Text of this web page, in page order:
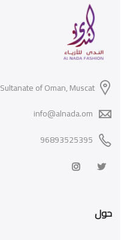
Sultanate of Oman, Muscat
info@alnada.om
96893525395
حول